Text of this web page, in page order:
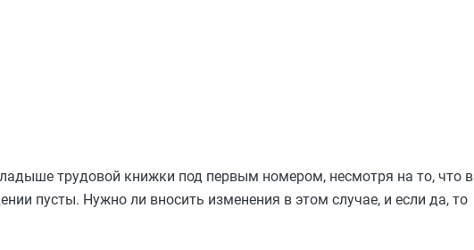
трудовой книжки под первым номером, несмотря на то, что в
пусты. Нужно ли вносить изменения в этом случае, и если да, то